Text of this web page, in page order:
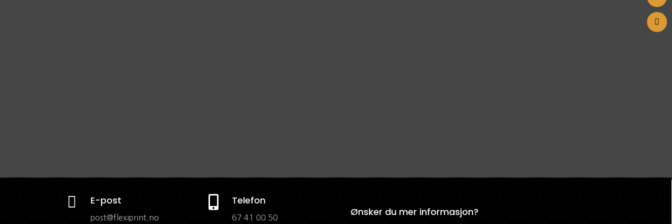
 E-post
post@flexiprint.no
 Telefon
67 41 00 50 Ønsker du mer informasjon?